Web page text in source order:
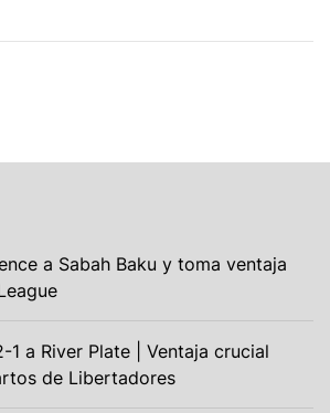
a Sabah Baku y toma ventaja
1 a River Plate | Ventaja crucial
de Libertadores